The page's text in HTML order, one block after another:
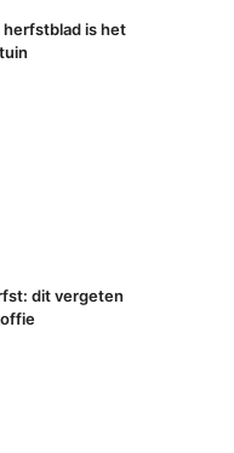
is het
dit vergeten